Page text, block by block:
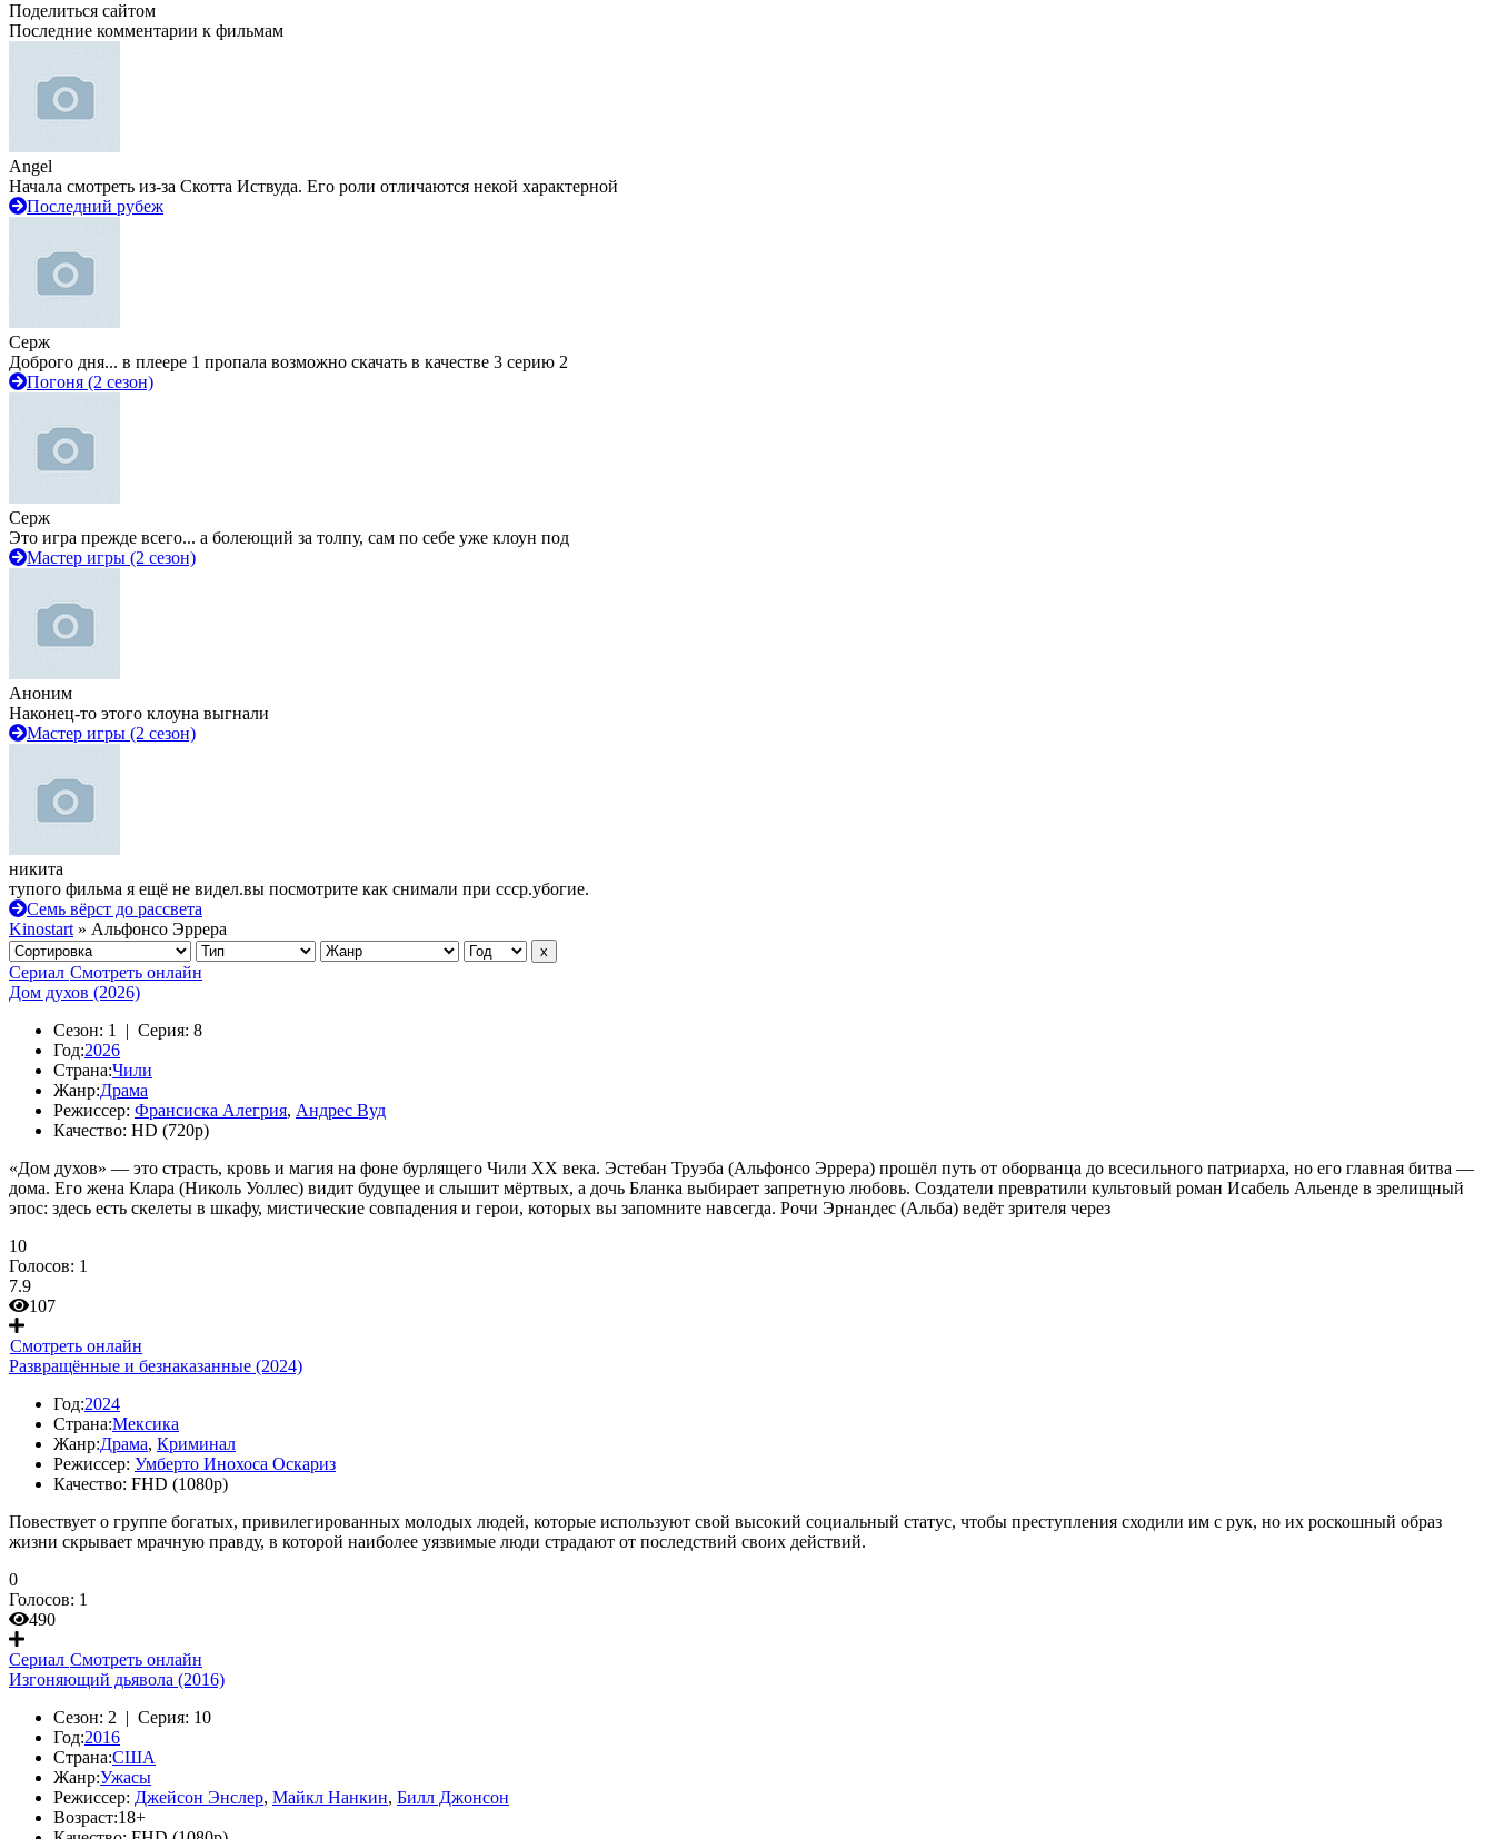
Поделиться сайтом
Последние комментарии к фильмам
Angel
Начала смотреть из-за Скотта Иствуда. Его роли отличаются некой характерной
Последний рубеж
Серж
Доброго дня... в плеере 1 пропала возможно скачать в качестве 3 серию 2
Погоня (2 сезон)
Серж
Это игра прежде всего... а болеющий за толпу, сам по себе уже клоун под
Мастер игры (2 сезон)
Аноним
Наконец-то этого клоуна выгнали
Мастер игры (2 сезон)
никита
тупого фильма я ещё не видел.вы посмотрите как снимали при ссср.убогие.
Семь вёрст до рассвета
Kinostart » Альфонсо Эррера
Сериал Смотреть онлайн
Дом духов (2026)
Сезон: 1 | Серия: 8
Год:2026
Страна:Чили
Жанр:Драма
Режиссер: Франсиска Алегрия, Андрес Вуд
Качество: HD (720p)
«Дом духов» — это страсть, кровь и магия на фоне бурлящего Чили XX века. Эстебан Труэба (Альфонсо Эррера) прошёл путь от оборванца до всесильного патриарха, но его главная битва —
дома. Его жена Клара (Николь Уоллес) видит будущее и слышит мёртвых, а дочь Бланка выбирает запретную любовь. Создатели превратили культовый роман Исабель Альенде в зрелищный
эпос: здесь есть скелеты в шкафу, мистические совпадения и герои, которых вы запомните навсегда. Рочи Эрнандес (Альба) ведёт зрителя через
10
Голосов: 1
7.9
107
Смотреть онлайн
Развращённые и безнаказанные (2024)
Год:2024
Страна:Мексика
Жанр:Драма, Криминал
Режиссер: Умберто Инохоса Оскариз
Качество: FHD (1080p)
Повествует о группе богатых, привилегированных молодых людей, которые используют свой высокий социальный статус, чтобы преступления сходили им с рук, но их роскошный образ
жизни скрывает мрачную правду, в которой наиболее уязвимые люди страдают от последствий своих действий.
0
Голосов: 1
490
Сериал Смотреть онлайн
Изгоняющий дьявола (2016)
Сезон: 2 | Серия: 10
Год:2016
Страна:США
Жанр:Ужасы
Режиссер: Джейсон Энслер, Майкл Нанкин, Билл Джонсон
Возраст:18+